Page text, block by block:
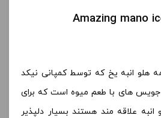
Amazing mano
انبه یخ که توسط کمپانی نیکد
های با طعم میوه است که برای
علاقه مند هستند بسیار دلپذیر